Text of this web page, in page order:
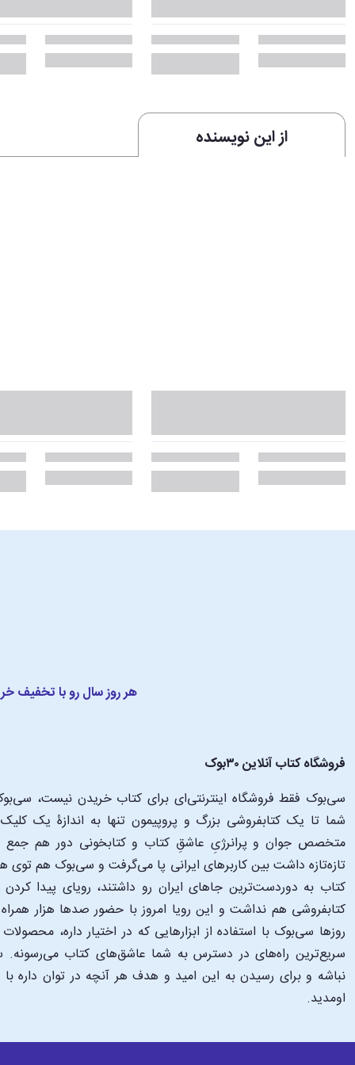
از این نویسنده
هر روز سال رو با تخفیف
فروشگاه کتاب آنلاین ۳۰بوک
سی‌بوک فقط فروشگاه اینترنتی‌ای برای کتاب خریدن نیست،
متخصص جوان و پرانرژیِ عاشقِ کتاب و کتابخونی دور هم جمع
تازه‌تازه داشت بین کاربرهای ایرانی پا می‌گرفت و سی‌بوک هم
کتاب به دوردست‌ترین جاهای ایران رو داشتند، رویای پیدا
کتابفروشی هم نداشت و این رویا امروز با حضور صدها هزار
‌روزها سی‌بوک با استفاده از ابزارهایی که در اختیار داره،
سریع‌ترین راه‌های در دسترس به شما عاشق‌های کتاب می‌رسونه.
نباشه و برای رسیدن به این امید و هدف هر آنچه در توان
اومدید.